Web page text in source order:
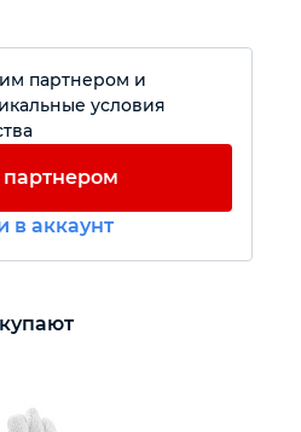
партнером и
условия
партнером
в аккаунт